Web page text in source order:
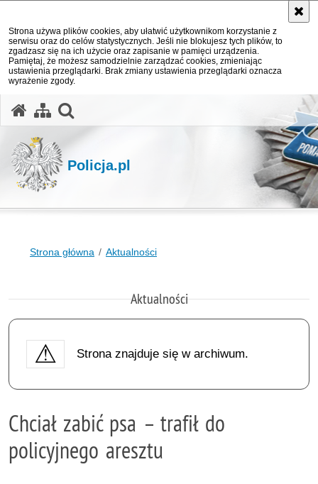
Strona używa plików cookies, aby ułatwić użytkownikom korzystanie z
serwisu oraz do celów statystycznych. Jeśli nie blokujesz tych plików, to
zgadzasz się na ich użycie oraz zapisanie w pamięci urządzenia.
Pamiętaj, że możesz samodzielnie zarządzać cookies, zmieniając
ustawienia przeglądarki. Brak zmiany ustawienia przeglądarki oznacza
wyrażenie zgody.
Policja.pl
Strona główna Aktualności
Aktualności
Strona znajduje się w archiwum.
Chciał zabić psa – trafił do
policyjnego aresztu